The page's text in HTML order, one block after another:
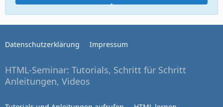
Datenschutzerklärung Impressum
HTML-Seminar: Tutorials, Schritt für Schritt
Anleitungen, Videos